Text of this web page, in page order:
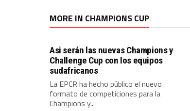
MORE IN CHAMPIONS CUP
Asi serán las nuevas Champions y
Challenge Cup con los equipos
sudafricanos
La EPCR ha hecho público el nuevo
formato de competiciones para la
Champions y...